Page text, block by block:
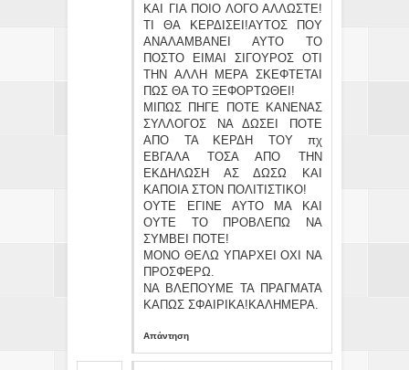
ΚΑΙ ΓΙΑ ΠΟΙΟ ΛΟΓΟ ΑΛΛΩΣΤΕ!
ΤΙ ΘΑ ΚΕΡΔΙΣΕΙ!ΑΥΤΟΣ ΠΟΥ
ΑΝΑΛΑΜΒΑΝΕΙ ΑΥΤΟ ΤΟ
ΠΟΣΤΟ ΕΙΜΑΙ ΣΙΓΟΥΡΟΣ ΟΤΙ
ΤΗΝ ΑΛΛΗ ΜΕΡΑ ΣΚΕΦΤΕΤΑΙ
ΠΩΣ ΘΑ ΤΟ ΞΕΦΟΡΤΩΘΕΙ!
ΜΙΠΩΣ ΠΗΓΕ ΠΟΤΕ ΚΑΝΕΝΑΣ
ΣΥΛΛΟΓΟΣ ΝΑ ΔΩΣΕΙ ΠΟΤΕ
ΑΠΟ ΤΑ ΚΕΡΔΗ ΤΟΥ πχ
ΕΒΓΑΛΑ ΤΟΣΑ ΑΠΟ ΤΗΝ
ΕΚΔΗΛΩΣΗ ΑΣ ΔΩΣΩ ΚΑΙ
ΚΑΠΟΙΑ ΣΤΟΝ ΠΟΛΙΤΙΣΤΙΚΟ!
ΟΥΤΕ ΕΓΙΝΕ ΑΥΤΟ ΜΑ ΚΑΙ
ΟΥΤΕ ΤΟ ΠΡΟΒΛΕΠΩ ΝΑ
ΣΥΜΒΕΙ ΠΟΤΕ!
ΜΟΝΟ ΘΕΛΩ ΥΠΑΡΧΕΙ ΟΧΙ ΝΑ
ΠΡΟΣΦΕΡΩ.
ΝΑ ΒΛΕΠΟΥΜΕ ΤΑ ΠΡΑΓΜΑΤΑ
ΚΑΠΩΣ ΣΦΑΙΡΙΚΑ!ΚΑΛΗΜΕΡΑ.
Απάντηση